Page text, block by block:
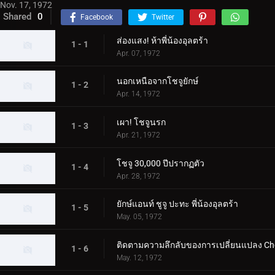
Nov. 17, 1972
Shared 0 Facebook Twitter
1 - 1 ส่องแสง! ห้าพี่น้องอุลตร้า
Apr. 07, 1972
1 - 2 นอกเหนือจากโชจูยักษ์
Apr. 14, 1972
1 - 3 เผา! โชจูนรก
Apr. 21, 1972
1 - 4 โชจู 30,000 ปีปรากฏตัว
Apr. 28, 1972
1 - 5 ยักษ์แอนท์ ชูจู ปะทะ พี่น้องอุลตร้า
May. 05, 1972
1 - 6 ติดตามความลึกลับของการเปลี่ยนแปลง
May. 12, 1972